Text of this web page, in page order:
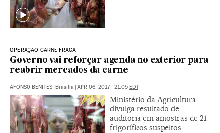
OPERAÇÃO CARNE FRACA
Governo vai reforçar agenda no exterior para
reabrir mercados da carne
AFONSO BENITES Brasília APR 06, 2017 - 21:05 EDT
Ministério da Agricultura
divulga resultado de
auditoria em amostras de 21
frigoríficos suspeitos